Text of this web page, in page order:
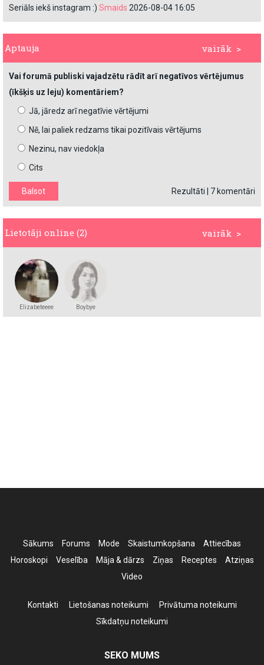
Seriāls iekš instagram :) Smaids 2026-08-04 16:05
vairāk >
Aptauja
Vai forumā publiski vajadzētu rādīt arī negatīvos vērtējumus
(īkšķis uz leju) komentāriem?
Jā, jāredz arī negatīvie vērtējumi
Nē, lai paliek redzams tikai pozitīvais vērtējums
Nezinu, nav viedokļa
Cits
Rezultāti 7 komentāri
vairāk >
Lietotāji online (2)
Elizabeteeee Boybye
Sākums Forums Mode Skaistumkopšana
Attiecības
Horoskopi
Veselība Māja & dārzs Ziņas Receptes
Atziņas
Video
Kontakti Lietošanas noteikumi
Privātuma noteikumi
Sīkdatņu noteikumi
SEKO MUMS